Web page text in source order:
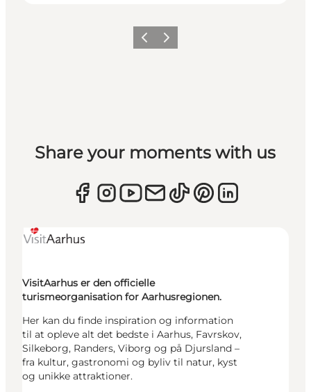
ForrigeNæste
Share your moments with us
VisitAarhus er den officielle
turismeorganisation for Aarhusregionen.
Her kan du finde inspiration og information
til at opleve alt det bedste i Aarhus, Favrskov,
Silkeborg, Randers, Viborg og på Djursland –
fra kultur, gastronomi og byliv til natur, kyst
og unikke attraktioner.